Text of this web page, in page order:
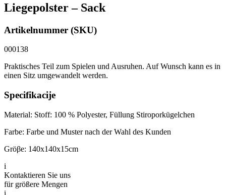
Liegepolster – Sack
Artikelnummer (SKU)
000138
Praktisches Teil zum Spielen und Ausruhen. Auf Wunsch kann es in
einen Sitz umgewandelt werden.
Specifikacije
Material: Stoff: 100 % Polyester, Füllung Stiroporkügelchen
Farbe: Farbe und Muster nach der Wahl des Kunden
Gröβe: 140x140x15cm
i
Kontaktieren Sie uns
für größere Mengen
i